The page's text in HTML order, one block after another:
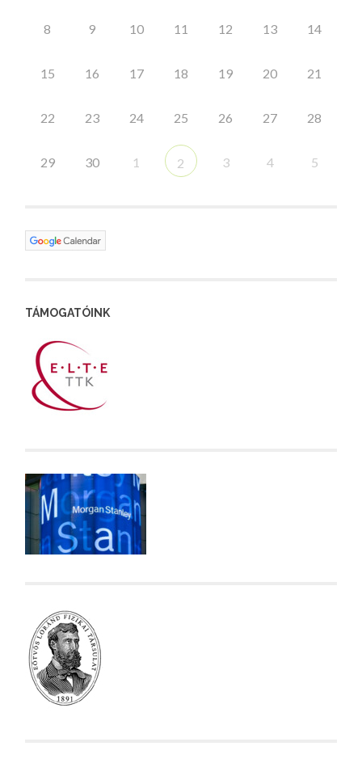
8 9 10 11 12 13 14
15 16 17 18 19 20 21
22 23 24 25 26 27 28
29 30 1 2 3 4 5
TÁMOGATÓINK